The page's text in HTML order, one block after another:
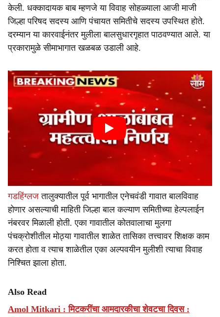
केली. धक्कादायक बाब म्हणजे या विवाह सोहळ्याला आजी माजी
जिल्हा परिषद सदस्य आणि पंचायत समितीचे सदस्य उपस्थित होते.
दरम्यान या कारवाईनंतर मुलीला बालसुधारगृहात पाठवण्यात आले. या
प्रकारामुळे सीमाभागात खळबळ उडाली आहे.
गडहिंग्लजतालुक्यातील पूर्व भागातील एनेचवंडी गावात बालविवाह
होणार असल्याची माहिती जिल्हा बाल कल्याण समितीच्या हेल्पलाईन
नंबरवर मिळाली होती. एका गावातील कोतवालाचा मुलगा
पंचक्रोशीतील मोठ्या गावातील शाळेत तासिका तत्त्वावर शिक्षक काम
करत होता व त्याच शाळेतील एका अल्पवयीन मुलीशी त्याचा विवाह
निश्चित झाला होता.
Also Read
Amol Mitkari : मिटकरींचा आमदारकीचा शेवटचा दिवस :